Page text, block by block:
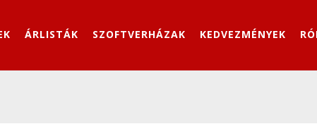
ÁRLISTÁK SZOFTVERHÁZAK KEDVEZMÉNYEK